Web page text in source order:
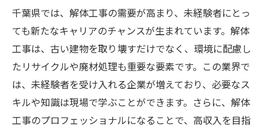
千葉県では、解体工事の需要が高まり、未経験者にとっ
ても新たなキャリアのチャンスが生まれています。解体
工事は、古い建物を取り壊すだけでなく、環境に配慮し
たリサイクルや廃材処理も重要な要素です。この業界で
は、未経験者を受け入れる企業が増えており、必要なス
キルや知識は現場で学ぶことができます。さらに、解体
工事のプロフェッショナルになることで、高収入を目指